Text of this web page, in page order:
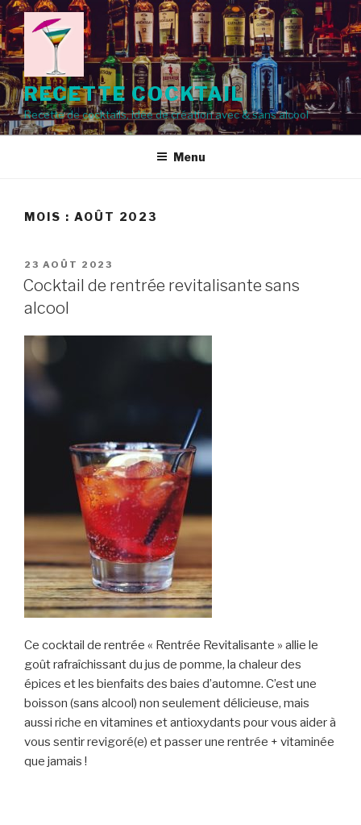
Aller
au
contenu
principal
RECETTE COCKTAIL
Recette de cocktails, idée de création avec & sans alcool
Menu
MOIS : AOÛT 2023
PUBLIÉ
LE
23 AOÛT 2023
Cocktail de rentrée revitalisante sans
alcool
Ce cocktail de rentrée « Rentrée Revitalisante » allie le
goût rafraîchissant du jus de pomme, la chaleur des
épices et les bienfaits des baies d’automne. C’est une
boisson (sans alcool) non seulement délicieuse, mais
aussi riche en vitamines et antioxydants pour vous aider à
vous sentir revigoré(e) et passer une rentrée + vitaminée
que jamais !